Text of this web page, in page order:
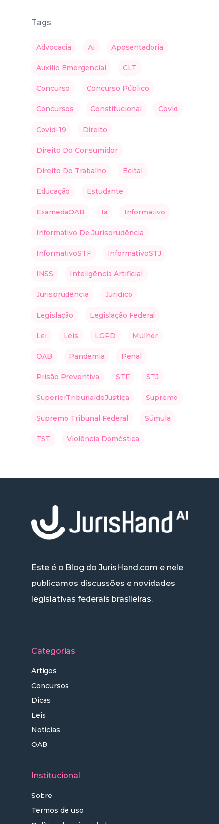
Tags
Advocacia Ai Aposentadoria
Auxílio Emergencial CLT
Concurso Concurso Público
Concursos Constitucional Covid
Covid-19 Direito
Direito Do Consumidor
Direito Do Trabalho Edital
Educação Estudante
ExamedaOAB Ia Informativo
Informativo De Jurisprudência
InformativoSTF InformativoSTJ
INSS Inteligência Artificial
Jurisprudência Jurídico
Legislação Legislação Federal
Lei Leis LGPD Mulher
OAB Pandemia Penal
Prisão Preventiva STF STJ
SuperiorTribunaldeJustiça Supremo
Supremo Tribunal Federal Súmula
TST Violência Doméstica
Este é o Blog do JurisHand.com e nele
publicamos discussões e novidades
legislativas federais brasileiras.
Categorias
Artigos
Concursos
Dicas
Leis
Notícias
OAB
Institucional
Sobre
Termos de uso